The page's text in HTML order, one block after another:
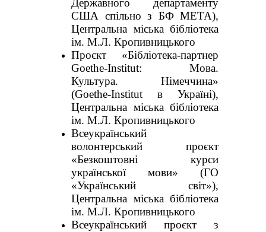
Державного департаменту
США спільно з БФ МЕТА),
Центральна міська бібліотека
ім. М.Л. Кропивницького
Проєкт «Бібліотека-партнер
Goethe-Institut: Мова.
Культура. Німеччина»
(Goethe-Institut в Україні),
Центральна міська бібліотека
ім. М.Л. Кропивницького
Всеукраїнський
волонтерський проєкт
«Безкоштовні курси
української мови» (ГО
«Український світ»),
Центральна міська бібліотека
ім. М.Л. Кропивницького
Всеукраїнський проєкт з